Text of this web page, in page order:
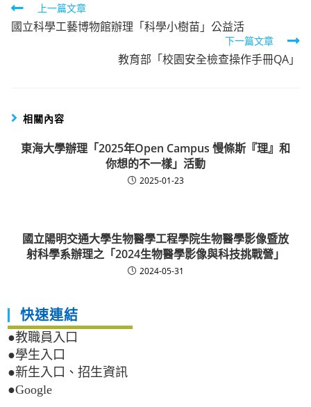
Read
more
上一篇文章
國立科學工藝博物館辦理「科學小樹苗」公益活
下一篇文章
教育部「校園安全檢查操作手冊QA」
相關內容
東海大學辦理「2025年Open Campus 慢條斯『理』和
你想的不一樣」活動
2025-01-23
國立陽明交通大學生物醫學工程學院生物醫學影像暨放
射科學系辦理之「2024生物醫學影像與科技挑戰營」
2024-05-31
快速連結
●教職員入口
●學生入口
●新生入口、招生資訊
●Google